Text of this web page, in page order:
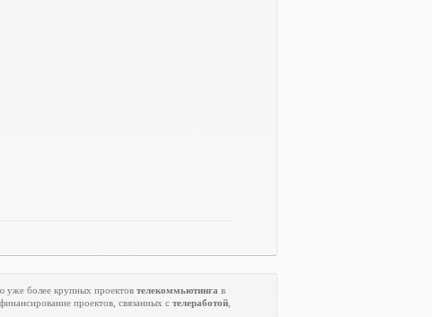
уже более крупных проектов телекоммьютинга в
проектов, связанных с телеработой